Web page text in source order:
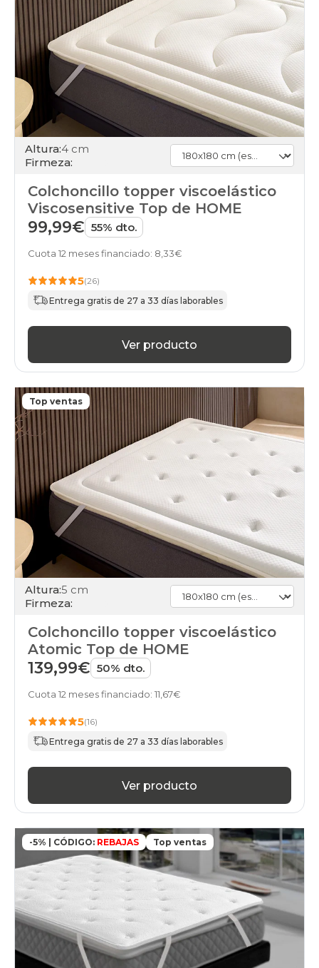
Altura:4 cm
Firmeza:
Colchoncillo topper viscoelástico
Viscosensitive Top de HOME
99,99€ 55% dto.
Cuota 12 meses financiado: 8,33€
5(26)
Entrega gratis de 27 a 33 días laborables
Ver producto
Top ventas
Altura:5 cm
Firmeza:
Colchoncillo topper viscoelástico
Atomic Top de HOME
139,99€ 50% dto.
Cuota 12 meses financiado: 11,67€
5(16)
Entrega gratis de 27 a 33 días laborables
Ver producto
-5% | CÓDIGO: REBAJAS Top ventas